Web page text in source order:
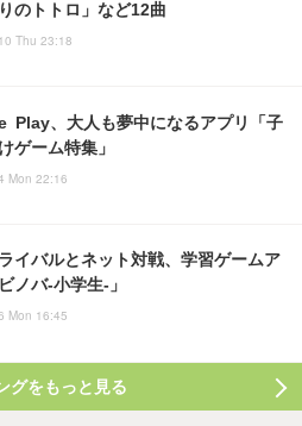
りのトトロ」など12曲
Thu 23:18
Play、大人も夢中になるアプリ「子
ゲーム特集」
Mon 22:16
イバルとネット対戦、学習ゲームア
ノバ-小学生-」
Mon 16:45
グをもっと見る